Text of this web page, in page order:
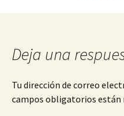
Deja una
Tu dirección de correo
campos obligatorios están